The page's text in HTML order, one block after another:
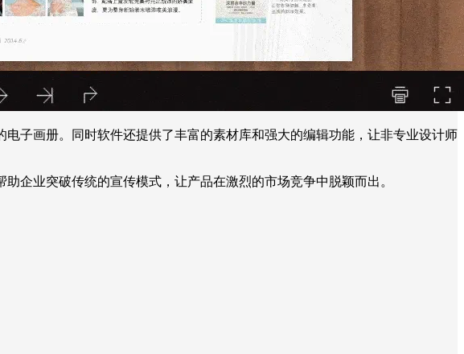
子画册。同时软件还提供了丰富的素材库和强大的编辑功能，让非专业设计师
企业突破传统的宣传模式，让产品在激烈的市场竞争中脱颖而出。